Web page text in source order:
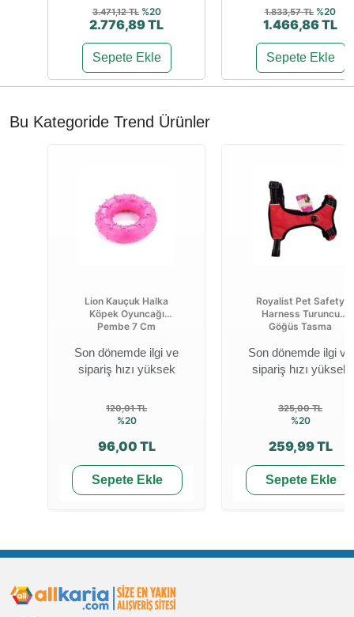
3.471,12 TL %20
2.776,89 TL
Sepete Ekle
1.833,57 TL %20
1.466,86 TL
Sepete Ekle
Bu Kategoride Trend Ürünler
Lion Kauçuk Halka
Köpek Oyuncağı
Pembe 7 Cm
Son dönemde ilgi ve
sipariş hızı yüksek
120,01 TL
%20
96,00 TL
Sepete Ekle
Royalist Pet Safety
Harness Turuncu
Göğüs Tasma
Son dönemde ilgi ve
sipariş hızı yüksek
325,00 TL
%20
259,99 TL
Sepete Ekle